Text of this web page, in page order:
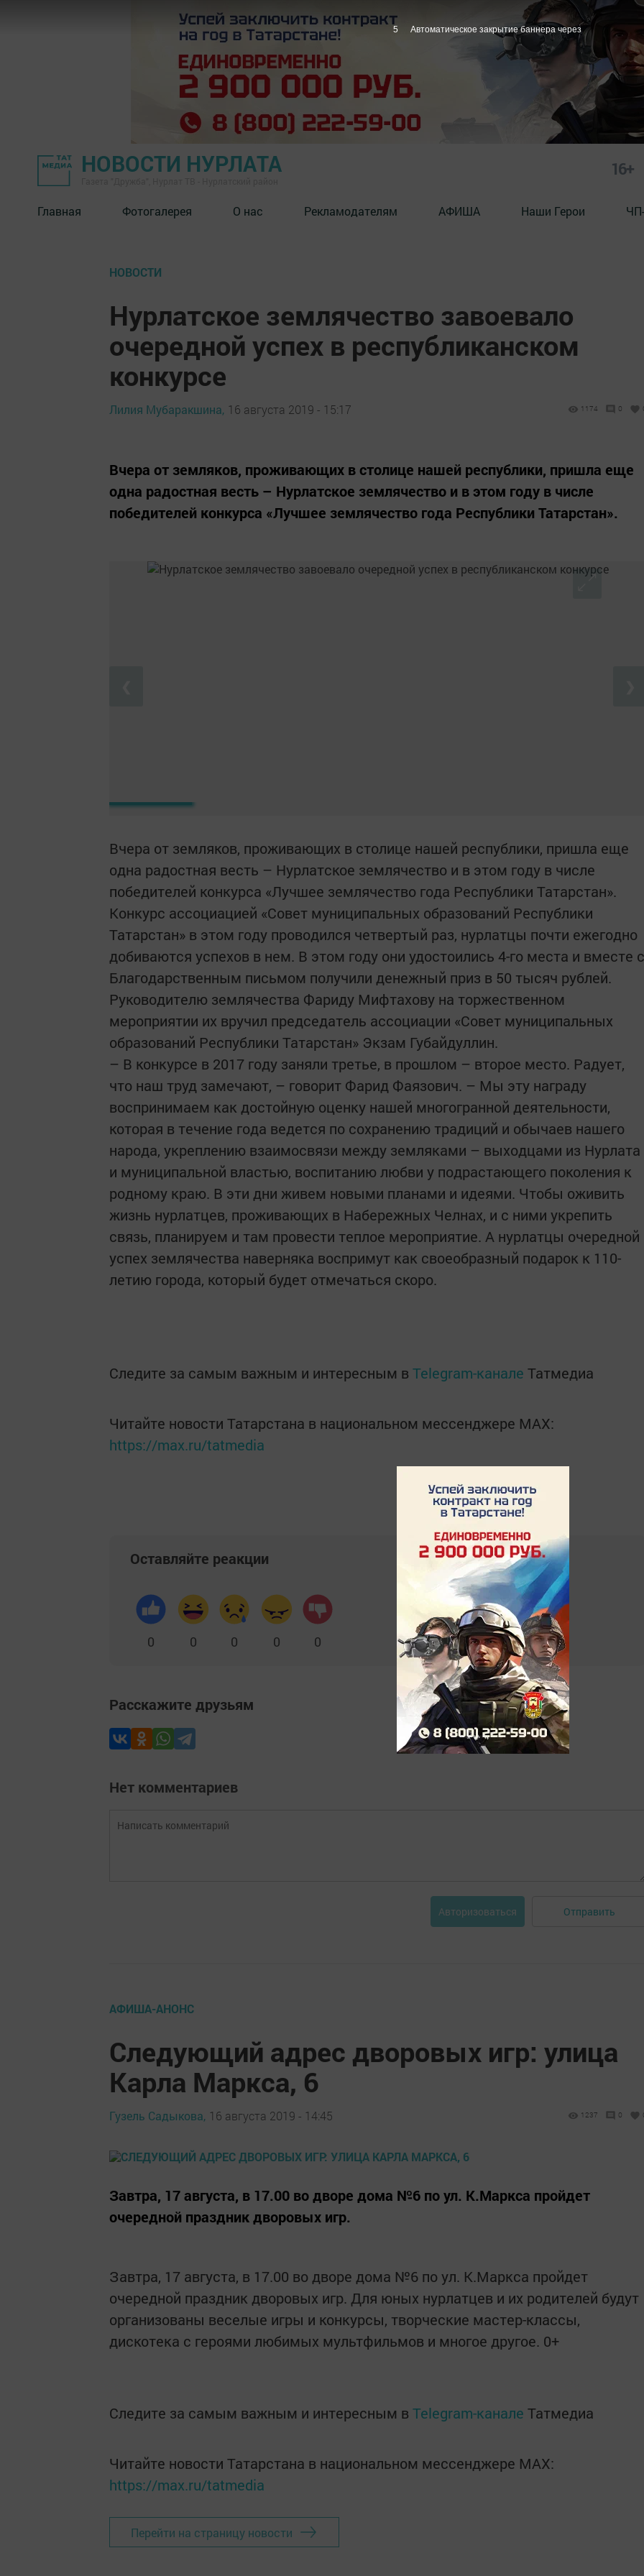
НОВОСТИ НУРЛАТА 16+
Главная Фотогалерея О нас Рекламодателям АФИША Наши Герои
НОВОСТИ
Нурлатское землячество завоевало
очередной успех в республиканском
конкурсе
Лилия Мубаракшина, 16 августа 2019 - 15:17 1174 0
Вчера от земляков, проживающих в столице нашей республики, пришла еще
одна радостная весть – Нурлатское землячество и в этом году в числе
победителей конкурса «Лучшее землячество года Республики Татарстан».
Вчера от земляков, проживающих в столице нашей республики, пришла еще
одна радостная весть – Нурлатское землячество и в этом году в числе
победителей конкурса «Лучшее землячество года Республики Татарстан».
Конкурс ассоциацией «Совет муниципальных образований Республики
Татарстан» в этом году проводился четвертый раз, нурлатцы почти ежегодно
добиваются успехов в нем. В этом году они удостоились 4-го места и вместе с
Благодарственным письмом получили денежный приз в 50 тысяч рублей.
Руководителю землячества Фариду Мифтахову на торжественном
мероприятии их вручил председатель ассоциации «Совет муниципальных
образований Республики Татарстан» Экзам Губайдуллин.
– В конкурсе в 2017 году заняли третье, в прошлом – второе место. Радует,
что наш труд замечают, – говорит Фарид Фаязович. – Мы эту награду
воспринимаем как достойную оценку нашей многогранной деятельности,
которая в течение года ведется по сохранению традиций и обычаев нашего
народа, укреплению взаимосвязи между земляками – выходцами из Нурлата
и муниципальной властью, воспитанию любви у подрастающего поколения к
родному краю. В эти дни живем новыми планами и идеями. Чтобы оживить
жизнь нурлатцев, проживающих в Набережных Челнах, и с ними укрепить
связь, планируем и там провести теплое мероприятие. А нурлатцы очередной
успех землячества наверняка воспримут как своеобразный подарок к 110-
летию города, который будет отмечаться скоро.
Следите за самым важным и интересным в Telegram-канале Татмедиа
Читайте новости Татарстана в национальном мессенджере MАХ:
https://max.ru/tatmedia
Оставляйте реакции
0 0 0 0 0
Расскажите друзьям
Нет комментариев
Авторизоваться Отправить
АФИША-АНОНС
Следующий адрес дворовых игр: улица
Карла Маркса, 6
Гузель Садыкова, 16 августа 2019 - 14:45 1237 0
Завтра, 17 августа, в 17.00 во дворе дома №6 по ул. К.Маркса пройдет
очередной праздник дворовых игр.
Завтра, 17 августа, в 17.00 во дворе дома №6 по ул. К.Маркса пройдет
очередной праздник дворовых игр. Для юных нурлатцев и их родителей будут
организованы веселые игры и конкурсы, творческие мастер-классы,
дискотека с героями любимых мультфильмов и многое другое. 0+
Следите за самым важным и интересным в Telegram-канале Татмедиа
Читайте новости Татарстана в национальном мессенджере MАХ:
https://max.ru/tatmedia
Перейти на страницу новости
4 Автоматическое закрытие баннера через